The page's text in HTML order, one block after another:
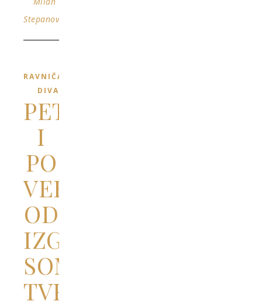
Stepanović
RAVNIČARSKI
DIVANI
PET
I
PO
VEKOVA
OD
IZGRADNJE
SOMBORSKE
TVRĐAVE